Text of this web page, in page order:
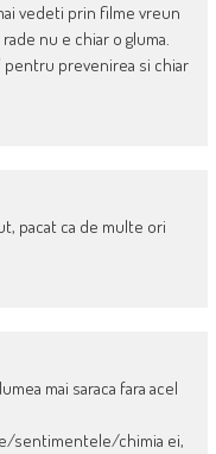
vedeti prin filme vreun
nu e chiar o gluma.
pentru prevenirea si chiar
pacat ca de multe ori
mai saraca fara acel
sentimentele/chimia ei,